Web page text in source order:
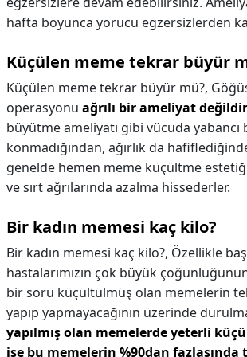
hafta boyunca yorucu egzersizlerden
Küçülen meme tekrar büyür
Küçülen meme tekrar büyür mü?,
operasyonu ağrılı bir ameliyat değildir
büyütme ameliyatı gibi vücuda yabancı
konmadığından, ağırlık da
genelde hemen meme küçültme
ve sırt ağrılarında azalma hissederler.
Bir kadın memesi kaç kilo?
Bir kadın memesi kaç kilo?, Özellikle
hastalarımızın çok büyük
bir soru küçültülmüş olan memelerin
yapıp yapmayacağının üzerinde
yapılmış olan memelerde yeterli
ise bu memelerin %90dan fazlasında